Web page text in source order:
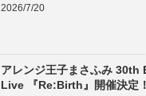
2026/7/20
アレンジ王子まさふみ
Live 『Re:Birth』開催決定！